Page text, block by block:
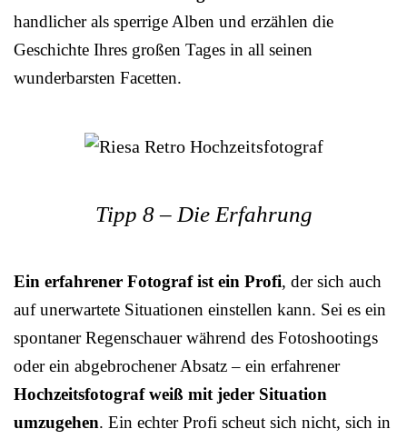
handlicher als sperrige Alben und erzählen die
Geschichte Ihres großen Tages in all seinen
wunderbarsten Facetten.
Tipp 8 – Die Erfahrung
Ein erfahrener Fotograf ist ein Profi, der sich auch
auf unerwartete Situationen einstellen kann. Sei es ein
spontaner Regenschauer während des Fotoshootings
oder ein abgebrochener Absatz – ein erfahrener
Hochzeitsfotograf weiß mit jeder Situation
umzugehen. Ein echter Profi scheut sich nicht, sich in